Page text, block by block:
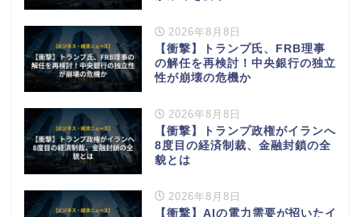
2026年8月8日
【衝撃】トランプ氏、FRB理事
の解任を再検討！中央銀行の独立
性が崩壊の危機か
2026年8月8日
【衝撃】トランプ政権がイランへ
8度目の経済制裁、金融封鎖の全
貌とは
2026年8月8日
【衝撃】AIの電力需要が招いたイ